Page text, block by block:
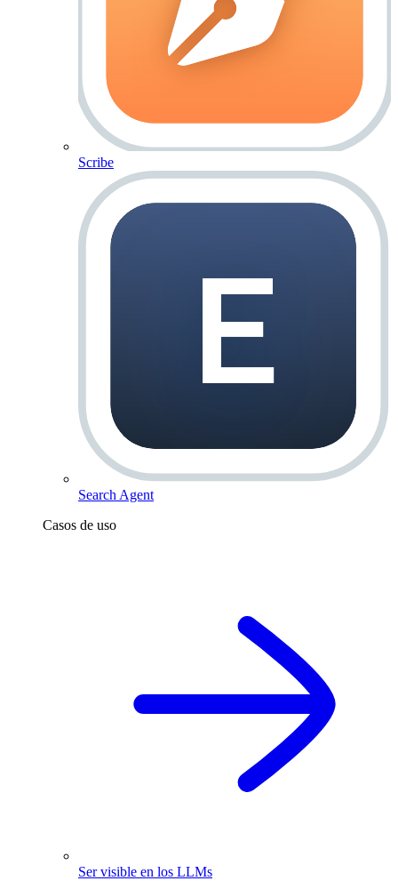
Scribe
Search Agent
Casos de uso
Ser visible en los LLMs